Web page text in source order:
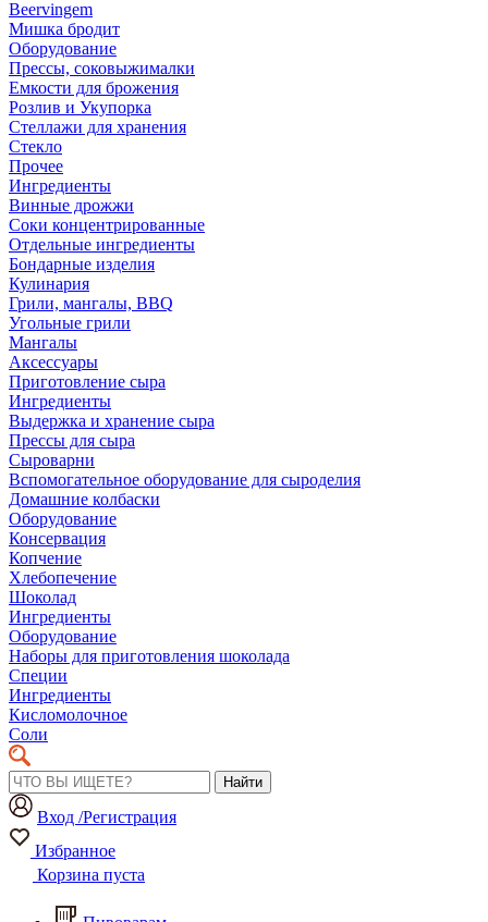
Beervingem
Мишка бродит
Оборудование
Прессы, соковыжималки
Емкости для брожения
Розлив и Укупорка
Стеллажи для хранения
Стекло
Прочее
Ингредиенты
Винные дрожжи
Соки концентрированные
Отдельные ингредиенты
Бондарные изделия
Кулинария
Грили, мангалы, BBQ
Угольные грили
Мангалы
Аксессуары
Приготовление сыра
Ингредиенты
Выдержка и хранение сыра
Прессы для сыра
Сыроварни
Вспомогательное оборудование для сыроделия
Домашние колбаски
Оборудование
Консервация
Копчение
Хлебопечение
Шоколад
Ингредиенты
Оборудование
Наборы для приготовления шоколада
Специи
Ингредиенты
Кисломолочное
Соли
Найти
Вход /Регистрация
Избранное
Корзина пуста